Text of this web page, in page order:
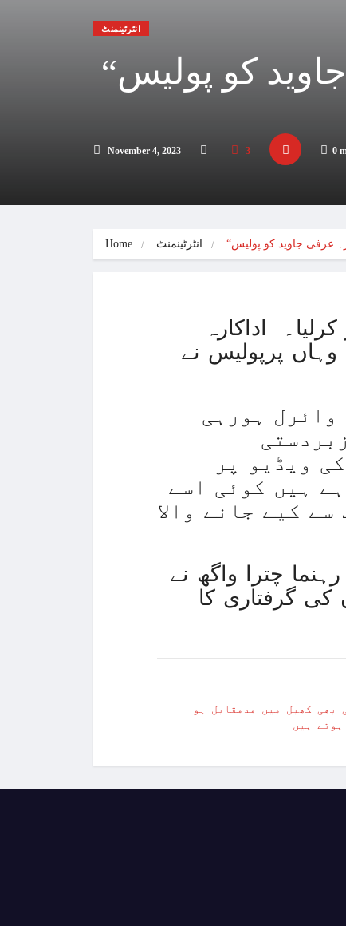
انٹرٹینمنٹ
“اتنے چھوٹے کپڑے کیوں پہنے”، اداکارہ عرفی جاوید کو پولیس
November 4, 2023 3 0
Home انٹرٹینمنٹ
اداکارہ
وہاں پرپولیس نے
ہورہی
ویڈیو پر
ہیں کوئی اسے
کیے جانے والا
چترا واگھ نے
گرفتاری کا
بھی کھیل میں مدمقابل ہو
ہیں